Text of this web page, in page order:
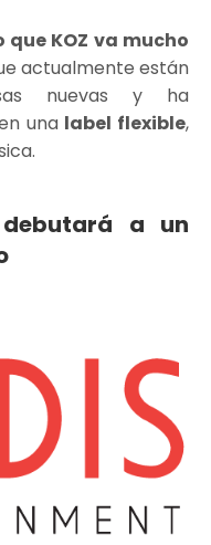
KOZ va mucho
actualmente están
nuevas y ha
una label flexible,
debutará a un